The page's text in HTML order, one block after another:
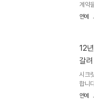
계약
고했
받고
전망
연예
12
갈려
시크
합니
명이
연예